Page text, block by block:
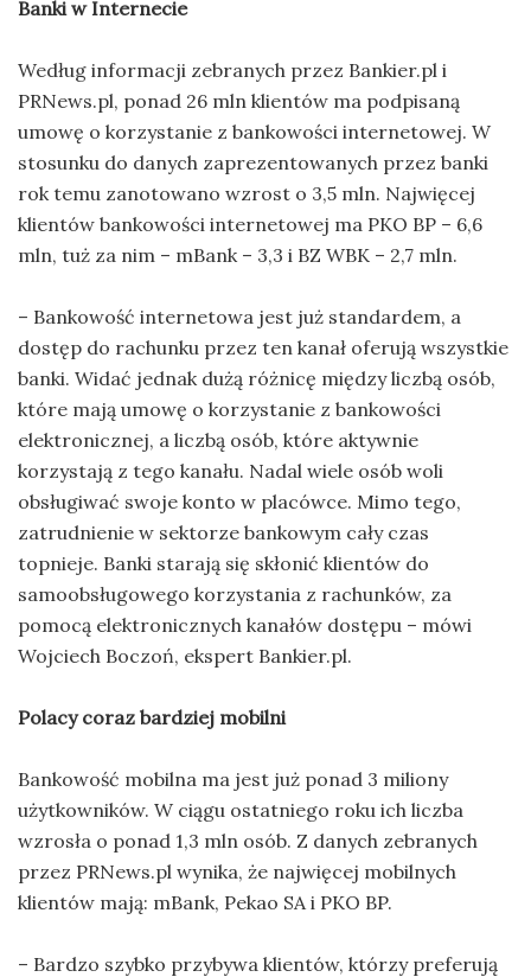
Banki w Internecie
Według informacji zebranych przez Bankier.pl i
PRNews.pl, ponad 26 mln klientów ma podpisaną
umowę o korzystanie z bankowości internetowej. W
stosunku do danych zaprezentowanych przez banki
rok temu zanotowano wzrost o 3,5 mln. Najwięcej
klientów bankowości internetowej ma PKO BP – 6,6
mln, tuż za nim – mBank – 3,3 i BZ WBK – 2,7 mln.
– Bankowość internetowa jest już standardem, a
dostęp do rachunku przez ten kanał oferują wszystkie
banki. Widać jednak dużą różnicę między liczbą osób,
które mają umowę o korzystanie z bankowości
elektronicznej, a liczbą osób, które aktywnie
korzystają z tego kanału. Nadal wiele osób woli
obsługiwać swoje konto w placówce. Mimo tego,
zatrudnienie w sektorze bankowym cały czas
topnieje. Banki starają się skłonić klientów do
samoobsługowego korzystania z rachunków, za
pomocą elektronicznych kanałów dostępu – mówi
Wojciech Boczoń, ekspert Bankier.pl.
Polacy coraz bardziej mobilni
Bankowość mobilna ma jest już ponad 3 miliony
użytkowników. W ciągu ostatniego roku ich liczba
wzrosła o ponad 1,3 mln osób. Z danych zebranych
przez PRNews.pl wynika, że najwięcej mobilnych
klientów mają: mBank, Pekao SA i PKO BP.
– Bardzo szybko przybywa klientów, którzy preferują